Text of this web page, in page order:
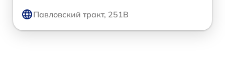
Павловский тракт, 251В